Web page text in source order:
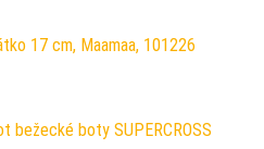
17 cm, Maamaa, 101226
bežecké boty SUPERCROSS